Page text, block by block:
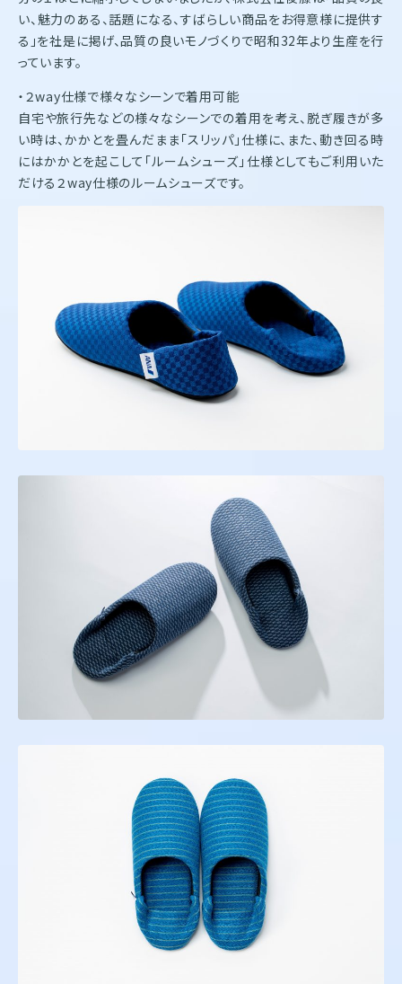
い、魅力のある、話題になる、すばらしい商品をお得意様に提供す
る」を社是に掲げ、品質の良いモノづくりで昭和32年より生産を行
っています。
・２way仕様で様々なシーンで着用可能
自宅や旅行先などの様々なシーンでの着用を考え、脱ぎ履きが多
い時は、かかとを畳んだまま「スリッパ」仕様に、また、動き回る時
にはかかとを起こして「ルームシューズ」仕様としてもご利用いた
だける２way仕様のルームシューズです。